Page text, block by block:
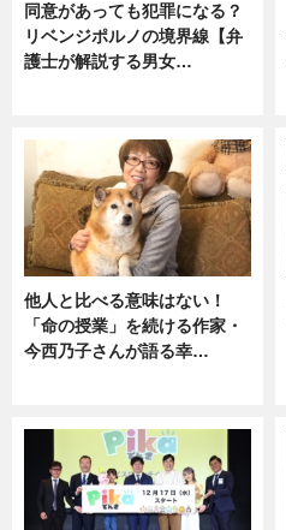
同意があっても犯罪になる？
リベンジポルノの境界線【弁
護士が解説する男女…
他人と比べる意味はない！
「命の授業」を続ける作家・
今西乃子さんが語る幸…